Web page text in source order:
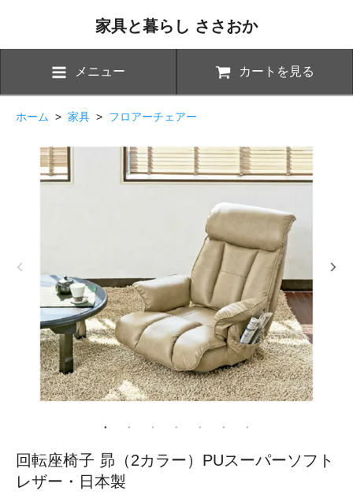
家具と暮らし ささおか
メニュー カートを見る
ホーム > 家具 > フロアーチェアー
回転座椅子 昴（2カラー）PUスーパーソフト
レザー・日本製